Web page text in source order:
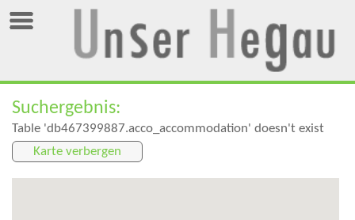
Suchergebnis:
Table 'db467399887.acco_accommodation' doesn't exist
Karte verbergen